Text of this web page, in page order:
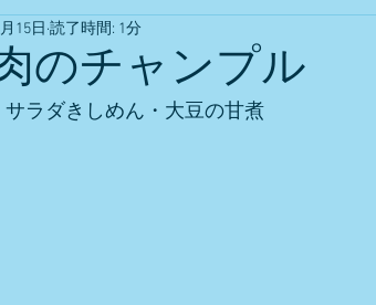
ルキッズランチ
のチャンプル
15日 読了時間: 1分
サラダきしめん・大豆の甘煮